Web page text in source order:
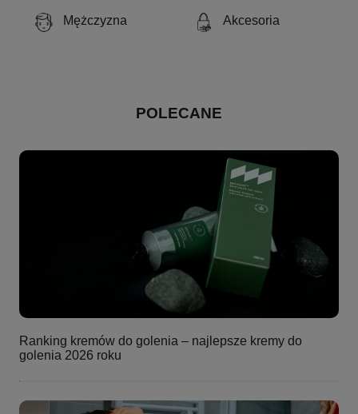
Mężczyzna Akcesoria
POLECANE
Ranking kremów do golenia – najlepsze kremy do
golenia 2026 roku